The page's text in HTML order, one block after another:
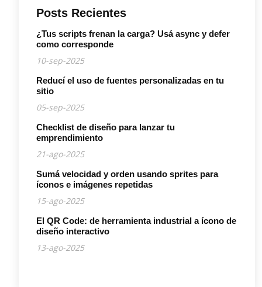
Posts Recientes
¿Tus scripts frenan la carga? Usá async y defer
como corresponde
10-sep-2025
Reducí el uso de fuentes personalizadas en tu
sitio
05-sep-2025
Checklist de diseño para lanzar tu
emprendimiento
21-ago-2025
Sumá velocidad y orden usando sprites para
íconos e imágenes repetidas
15-ago-2025
El QR Code: de herramienta industrial a ícono de
diseño interactivo
13-ago-2025